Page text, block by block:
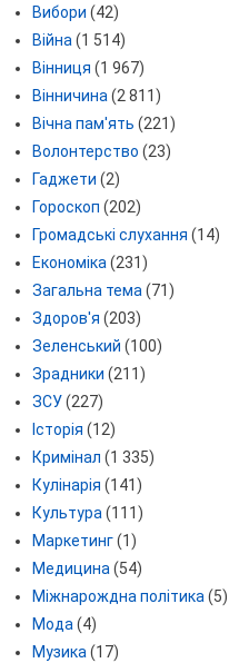
Вибори (42)
Війна (1 514)
Вінниця (1 967)
Вінничина (2 811)
Вічна пам'ять (221)
Волонтерство (23)
Гаджети (2)
Гороскоп (202)
Громадські слухання (14)
Економіка (231)
Загальна тема (71)
Здоров'я (203)
Зеленський (100)
Зрадники (211)
ЗСУ(227)
Історія (12)
Кримінал (1 335)
Кулінарія (141)
Культура (111)
Маркетинг(1)
Медицина (54)
Міжнарождна політика (5)
Мода (4)
Музика (17)